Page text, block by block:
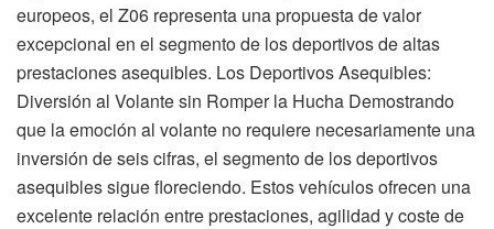
europeos, el Z06 representa una propuesta de valor
excepcional en el segmento de los deportivos de altas
prestaciones asequibles. Los Deportivos Asequibles:
Diversión al Volante sin Romper la Hucha Demostrando
que la emoción al volante no requiere necesariamente una
inversión de seis cifras, el segmento de los deportivos
asequibles sigue floreciendo. Estos vehículos ofrecen una
excelente relación entre prestaciones, agilidad y coste de